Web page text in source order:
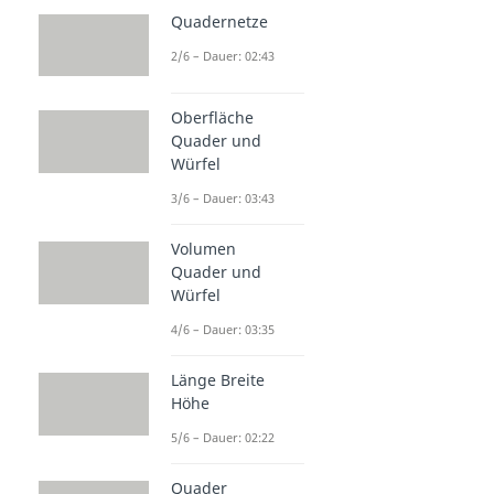
Quadernetze
2/6 – Dauer: 02:43
Oberfläche
Quader und
Würfel
3/6 – Dauer: 03:43
Volumen
Quader und
Würfel
4/6 – Dauer: 03:35
Länge Breite
Höhe
5/6 – Dauer: 02:22
Quader